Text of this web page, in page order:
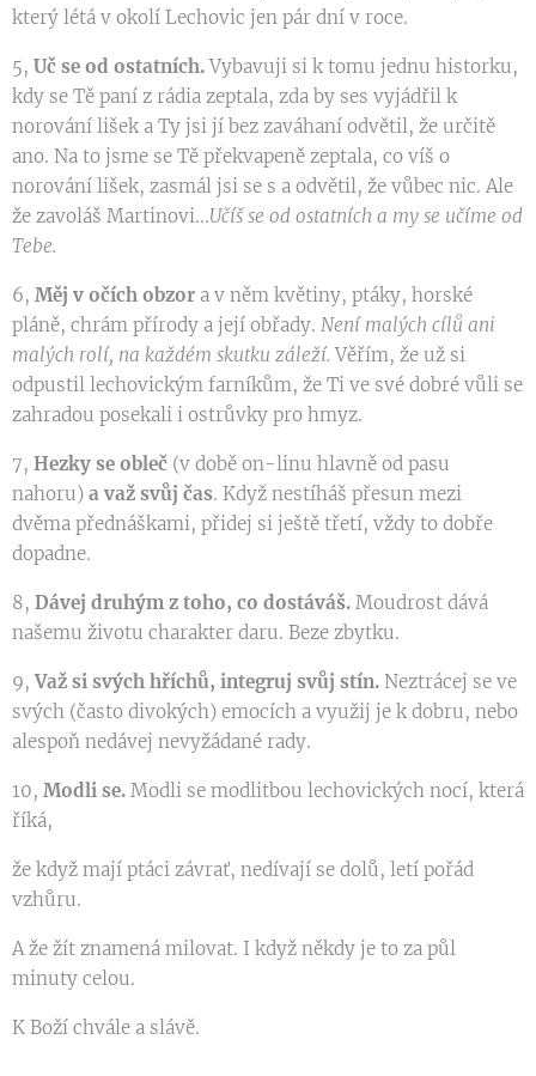
který létá v okolí Lechovic jen pár dní v roce.
5, Uč se od ostatních.Vybavuji si k tomu jednu historku,
kdy se Tě paní z rádia zeptala, zda by ses vyjádřil k
norování lišek a Ty jsi jí bez zaváhaní odvětil, že určitě
ano. Na to jsme se Tě překvapeně zeptala, co víš o
norování lišek, zasmál jsi se s a odvětil, že vůbec nic. Ale
že zavoláš Martinovi...Učíš se od ostatních a my se učíme od
Tebe.
6, Měj v očích obzor a v něm květiny, ptáky, horské
pláně, chrám přírody a její obřady. Není malých cílů ani
malých rolí, na každém skutku záleží. Věřím, že už si
odpustil lechovickým farníkům, že Ti ve své dobré vůli se
zahradou posekali i ostrůvky pro hmyz.
7, Hezky se obleč (v době on-linu hlavně od pasu
nahoru) a važ svůj čas. Když nestíháš přesun mezi
dvěma přednáškami, přidej si ještě třetí, vždy to dobře
dopadne.
8, Dávej druhým z toho, co dostáváš. Moudrost dává
našemu životu charakter daru. Beze zbytku.
9,Važ si svých hříchů, integruj svůj stín. Neztrácej se ve
svých (často divokých) emocích a využij je k dobru, nebo
alespoň nedávej nevyžádané rady.
10, Modli se. Modli se modlitbou lechovických nocí, která
říká,
že když mají ptáci závrať, nedívají se dolů, letí pořád
vzhůru.
A že žít znamená milovat. I když někdy je to za půl
minuty celou.
K Boží chvále a slávě.